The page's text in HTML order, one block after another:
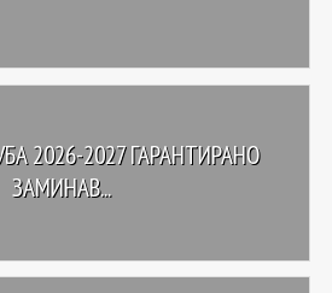
2026-2027 ГАРАНТИРАНО
ЗАМИНАВ...